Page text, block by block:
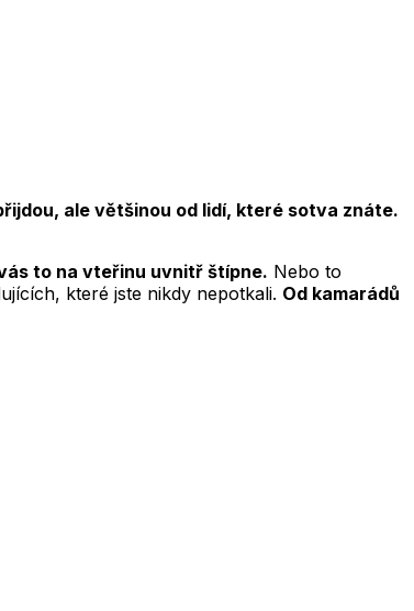
ale většinou od lidí, které sotva znáte.
to na vteřinu uvnitř štípne. Nebo to
které jste nikdy nepotkali. Od kamarádů